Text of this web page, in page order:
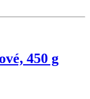
450 g